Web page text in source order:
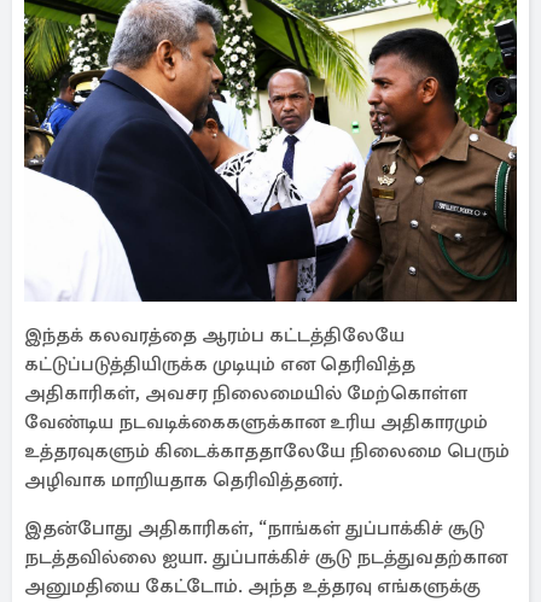
இந்தக் கலவரத்தை ஆரம்ப கட்டத்திலேயே
கட்டுப்படுத்தியிருக்க முடியும் என தெரிவித்த
அதிகாரிகள், அவசர நிலைமையில் மேற்கொள்ள
வேண்டிய நடவடிக்கைகளுக்கான உரிய அதிகாரமும்
உத்தரவுகளும் கிடைக்காததாலேயே நிலைமை பெரும்
அழிவாக மாறியதாக தெரிவித்தனர்.
இதன்போது அதிகாரிகள், “நாங்கள் துப்பாக்கிச் சூடு
நடத்தவில்லை ஐயா. துப்பாக்கிச் சூடு நடத்துவதற்கான
அனுமதியை கேட்டோம். அந்த உத்தரவு எங்களுக்கு